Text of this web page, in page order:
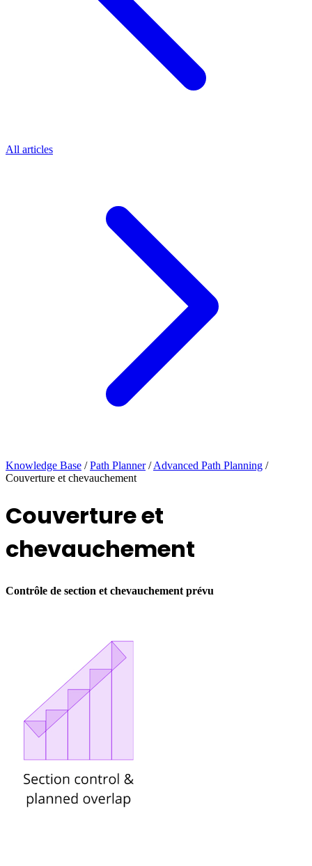
All articles
Knowledge Base / Path Planner / Advanced Path Planning /
Couverture et chevauchement
Couverture et
chevauchement
Contrôle de section et chevauchement prévu